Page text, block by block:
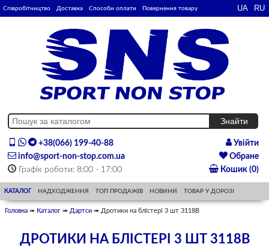
Співробітництво Доставка Способи оплати Повернення товару
+38(066) 199-40-88
info@sport-non-stop.com.ua
Графік роботи: 8:00 - 17:00
Увійти
Обране
Кошик (0)
КАТАЛОГ НАДХОДЖЕННЯ ТОП ПРОДАЖІВ НОВИНИ ТОВАР У ДОРОЗІ
Головна ➠ Каталог ➠ Дартси ➠ Дротики на блістері 3 шт 3118B
ДРОТИКИ НА БЛІСТЕРІ 3 ШТ 3118B